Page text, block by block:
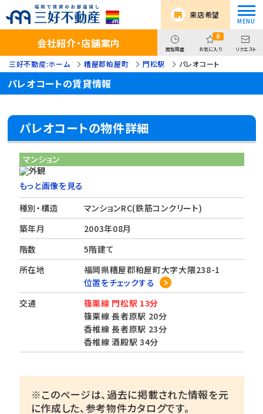
来店希望
会社紹介・店舗案内 閲覧履歴
0
お気に入り リクエスト
三好不動産:ホーム 糟屋郡粕屋町 門松駅 パレオコート
パレオコートの賃貸情報
パレオコートの物件詳細
マンション
もっと画像を見る
種別・構造
マンションRC(鉄筋コンクリート)
築年月
2003年08月
階数
5階建て
所在地
福岡県糟屋郡粕屋町大字大隈238-1
位置をチェックする
交通
篠栗線 門松駅 13分
篠栗線 長者原駅 20分
香椎線 長者原駅 23分
香椎線 酒殿駅 34分
※このページは、過去に掲載された情報を元
に作成した、参考物件カタログです。